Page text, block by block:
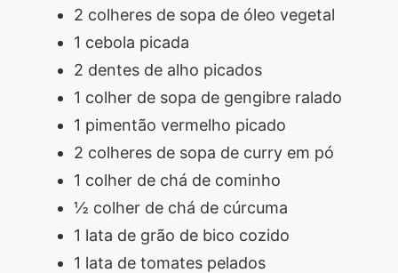
2 colheres de sopa de óleo vegetal
1 cebola picada
2 dentes de alho picados
1 colher de sopa de gengibre ralado
1 pimentão vermelho picado
2 colheres de sopa de curry em pó
1 colher de chá de cominho
½ colher de chá de cúrcuma
1 lata de grão de bico cozido
1 lata de tomates pelados